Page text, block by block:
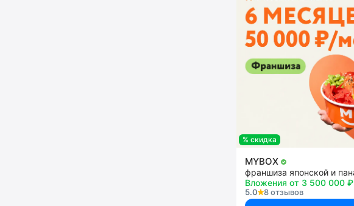
% скидка
MYBOX
Вложения от 3 500 000 ₽
5.0
8 отзывов